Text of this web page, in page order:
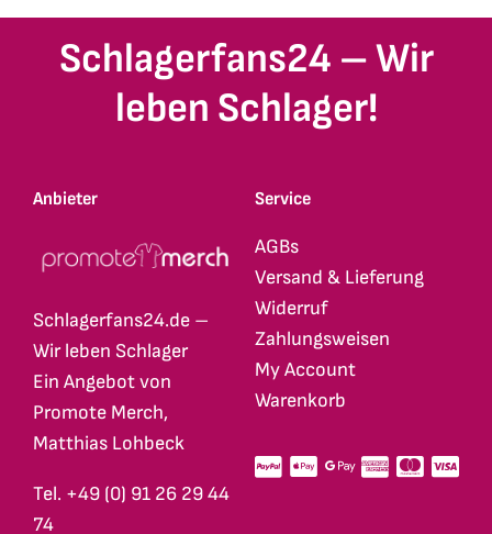
Schlagerfans24 – Wir
leben Schlager!
Anbieter
Schlagerfans24.de –
Wir leben Schlager
Ein Angebot von
Promote Merch,
Matthias Lohbeck
Tel. +49 (0) 91 26 29 44
74
Service
AGBs
Versand & Lieferung
Widerruf
Zahlungsweisen
My Account
Warenkorb